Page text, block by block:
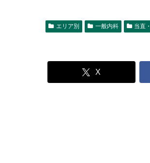
エリア別 一般内科 当直
X